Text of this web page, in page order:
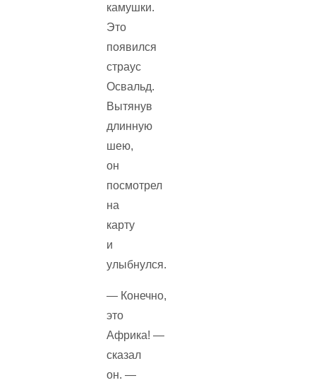
камушки.
Это
появился
страус
Освальд.
Вытянув
длинную
шею,
он
посмотрел
на
карту
и
улыбнулся.
— Конечно,
это
Африка! —
сказал
он. —